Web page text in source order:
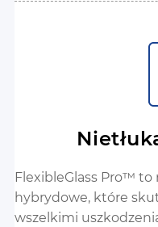
FlexibleGlass Pro™ to
hybrydowe, które
wszelkimi